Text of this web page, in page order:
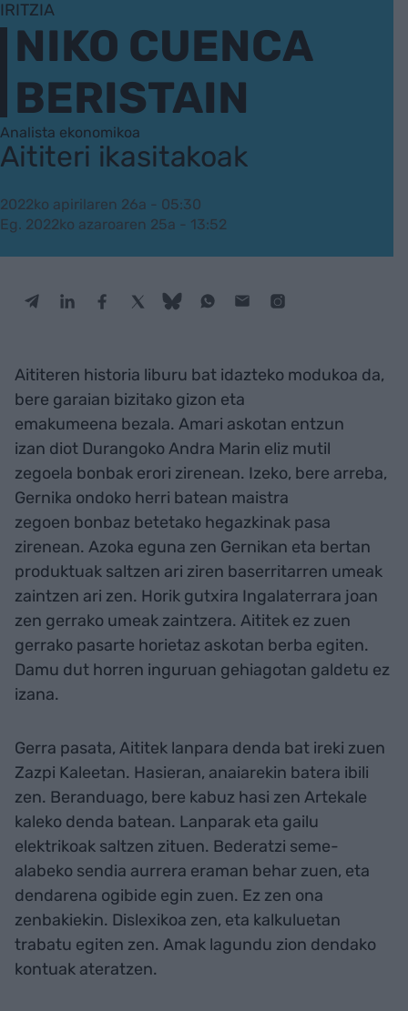
IRITZIA
NIKO CUENCA
BERISTAIN
Analista ekonomikoa
Aititeri ikasitakoak
2022ko apirilaren 26a - 05:30
Eg. 2022ko azaroaren 25a - 13:52
Aititeren historia liburu bat idazteko modukoa da,
bere garaian bizitako gizon eta
emakumeena bezala. Amari askotan entzun
izan diot Durangoko Andra Marin eliz mutil
zegoela bonbak erori zirenean. Izeko, bere arreba,
Gernika ondoko herri batean maistra
zegoen bonbaz betetako hegazkinak pasa
zirenean. Azoka eguna zen Gernikan eta bertan
produktuak saltzen ari ziren baserritarren umeak
zaintzen ari zen. Horik gutxira Ingalaterrara joan
zen gerrako umeak zaintzera. Aititek ez zuen
gerrako pasarte horietaz askotan berba egiten.
Damu dut horren inguruan gehiagotan galdetu ez
izana.
Gerra pasata, Aititek lanpara denda bat ireki zuen
Zazpi Kaleetan. Hasieran, anaiarekin batera ibili
zen. Beranduago, bere kabuz hasi zen Artekale
kaleko denda batean. Lanparak eta gailu
elektrikoak saltzen zituen. Bederatzi seme-
alabeko sendia aurrera eraman behar zuen, eta
dendarena ogibide egin zuen. Ez zen ona
zenbakiekin. Dislexikoa zen, eta kalkuluetan
trabatu egiten zen. Amak lagundu zion dendako
kontuak ateratzen.